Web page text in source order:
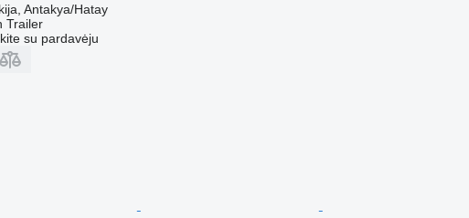
Antakya/Hatay
Trailer
su pardavėju